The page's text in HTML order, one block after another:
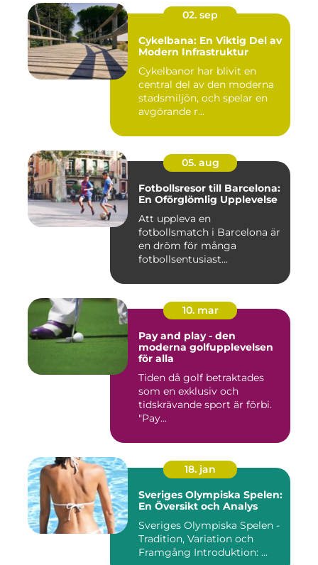
02. sep
Cykelbana: En Viktig Del av
Modern Infrastruktur
Cykelbanor har blivit en
central del av den moderna
stadsmiljön, och spelar en
avgörande r...
05. aug
Fotbollsresor till Barcelona:
En Oförglömlig Upplevelse
Att uppleva en
fotbollsmatch i Barcelona är
en dröm för många
fotbollsentusiast...
10. mar
Pay and play - den
moderna golfupplevelsen
för alla
Tiden då golf betraktades
som en exklusiv och
tidskrävande sport är förbi.
"Pay...
18. jan
Sveriges Olympiska Spelen:
En Översikt och Analys
Sveriges Olympiska Spelen -
Tradition, Variation och
Framgång Introduktion: ...